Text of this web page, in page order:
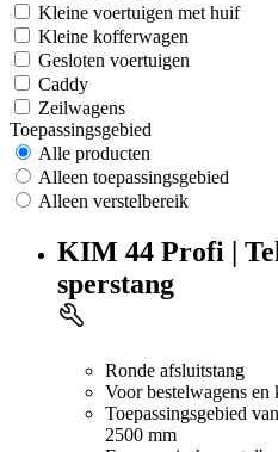
Kleine voertuigen met huif
Kleine kofferwagen
Gesloten voertuigen
Caddy
Zeilwagens
Toepassingsgebied
Alle producten
Alleen toepassingsgebied
Alleen verstelbereik
KIM 44 Profi |
sperstang
Ronde afsluitstang
Voor bestelwagens en
Toepassingsgebied
2500 mm